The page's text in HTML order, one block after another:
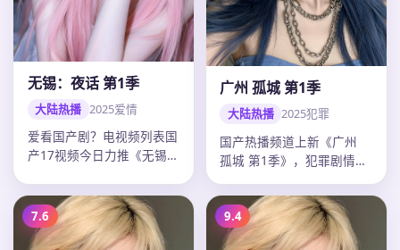
无锡：夜话 第1季
大陆热播 2025爱情
爱看国产剧？电视频列表国
产17视频今日力推《无锡：
国…
广州 孤城 第1季
大陆热播 2025犯罪
国产热播频道上新《广州
孤城 第1季》，犯罪剧情紧
准，20…
7.6 9.4